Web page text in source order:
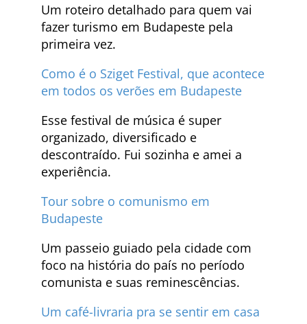
Um roteiro detalhado para quem vai
fazer turismo em Budapeste pela
primeira vez.
Como é o Sziget Festival, que acontece
em todos os verões em Budapeste
Esse festival de música é super
organizado, diversificado e
descontraído. Fui sozinha e amei a
experiência.
Tour sobre o comunismo em
Budapeste
Um passeio guiado pela cidade com
foco na história do país no período
comunista e suas reminescências.
Um café-livraria pra se sentir em casa